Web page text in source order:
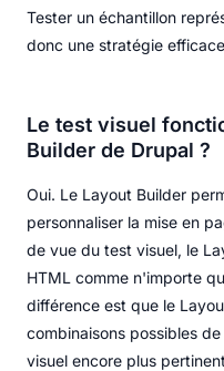
Tester un échantillon
donc une stratégie
Le test visuel
Builder de Drupal ?
Oui. Le Layout Builder
personnaliser la mise en
de vue du test visuel, le
HTML comme n'importe
différence est que le
combinaisons possibles
visuel encore plus